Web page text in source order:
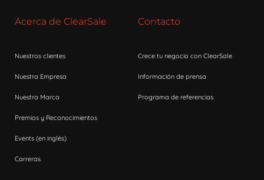
Acerca de ClearSale
Nuestros clientes
Nuestra Empresa
Nuestra Marca
Premios y Reconocimientos
Events (en inglés)
Carreras
Contacto
Crece tu negocio con ClearSale
Información de prensa
Programa de referencias